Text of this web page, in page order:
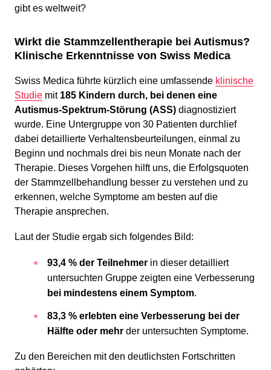
gibt es weltweit?
Wirkt die Stammzellentherapie bei Autismus?
Klinische Erkenntnisse von Swiss Medica
Swiss Medica führte kürzlich eine umfassende klinische
Studie mit 185 Kindern durch, bei denen eine
Autismus-Spektrum-Störung (ASS) diagnostiziert
wurde. Eine Untergruppe von 30 Patienten durchlief
dabei detaillierte Verhaltensbeurteilungen, einmal zu
Beginn und nochmals drei bis neun Monate nach der
Therapie. Dieses Vorgehen hilft uns, die Erfolgsquoten
der Stammzellbehandlung besser zu verstehen und zu
erkennen, welche Symptome am besten auf die
Therapie ansprechen.
Laut der Studie ergab sich folgendes Bild:
93,4 % der Teilnehmer in dieser detailliert
untersuchten Gruppe zeigten eine Verbesserung
bei mindestens einem Symptom.
83,3 % erlebten eine Verbesserung bei der
Hälfte oder mehr der untersuchten Symptome.
Zu den Bereichen mit den deutlichsten Fortschritten